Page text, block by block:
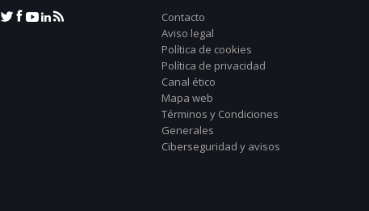
Contacto
Aviso legal
Política de cookies
Política de privacidad
Canal ético
Mapa web
Términos y Condiciones
Generales
Ciberseguridad y avisos